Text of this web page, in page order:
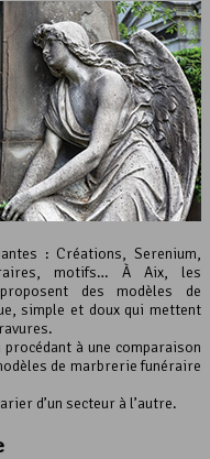
: Créations, Serenium,
motifs… À Aix, les
des modèles de
simple et doux qui mettent
à une comparaison
de marbrerie funéraire
d’un secteur à l’autre.